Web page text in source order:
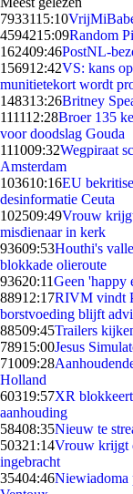
7933115:10
4594215:09Random
162409:46PostNL-
156912:42VS: kans
munitietekort wordt
148313:26Britney
111112:28Broer 135
voor doodslag Gouda
111009:32Wegpiraat
Amsterdam
103610:16EU
desinformatie Ceuta
102509:49Vrouw
misdienaar in kerk
93609:53Houthi's
blokkade olieroute
93620:11Geen 'happy
88912:17RIVM vindt
borstvoeding blijft
88509:45Trailers
78915:00Jesus
71009:28
Holland
60319:57XR
aanhouding
58408:35Nieuw te
50321:14Vrouw krijgt
ingebracht
35404:46Niewiadoma